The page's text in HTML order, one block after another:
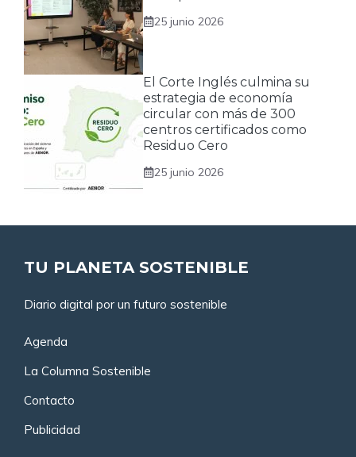
25 junio 2026
El Corte Inglés culmina su
estrategia de economía
circular con más de 300
centros certificados como
Residuo Cero
25 junio 2026
TU PLANETA SOSTENIBLE
Diario digital por un futuro sostenible
Agenda
La Columna Sostenible
Contacto
Publicidad